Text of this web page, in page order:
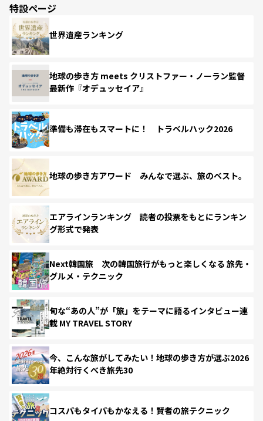
特設ページ
世界遺産ランキング
地球の歩き方 meets クリストファー・ノーラン監督
最新作『オデュッセイア』
準備も滞在もスマートに！ トラベルハック2026
地球の歩き方アワード みんなで選ぶ、旅のベスト。
エアラインランキング 読者の投票をもとにランキン
グ形式で発表
Next韓国旅 次の韓国旅行がもっと楽しくなる 旅先・
グルメ・テクニック
旬な“あの人”が「旅」をテーマに語るインタビュー連
載 MY TRAVEL STORY
今、こんな旅がしてみたい！地球の歩き方が選ぶ2026
年絶対行くべき旅先30
コスパもタイパもかなえる！賢者の旅テクニック